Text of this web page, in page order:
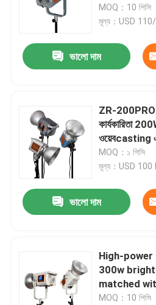
আলো
MOQ：10 পিসি
মূল্য：USD
ভালো দাম
ZR-200PRO
কার্যকারিতা
ওয়েবcasting
MOQ：১ পিসি
মূল্য：USD
ভালো দাম
High-
300w
matched
light cover
MOQ：10 পিসি